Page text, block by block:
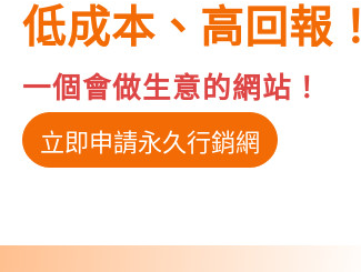
低成本、高回報！
一個會做生意的網站！
立即申請永久行銷網